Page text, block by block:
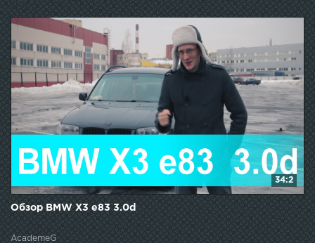
34:2
Обзор BMW X3 e83 3.0d
AcademeG